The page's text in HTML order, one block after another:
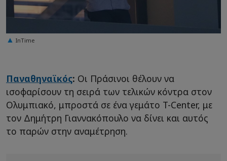
InTime
Παναθηναϊκός: Οι Πράσινοι θέλουν να
ισοφαρίσουν τη σειρά των τελικών κόντρα στον
Ολυμπιακό, μπροστά σε ένα γεμάτο T-Center, με
τον Δημήτρη Γιαννακόπουλο να δίνει και αυτός
το παρών στην αναμέτρηση.